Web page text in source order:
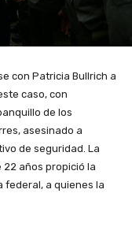
con Patricia Bullrich a
caso, con
de los
asesinado a
de seguridad. La
años propició la
a quienes la